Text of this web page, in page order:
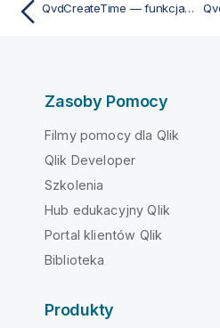
QvdCreateTime — funkcja skryptu
Zasoby Pomocy
Filmy pomocy dla Qlik
Qlik Developer
Szkolenia
Hub edukacyjny Qlik
Portal klientów Qlik
Biblioteka
Produkty